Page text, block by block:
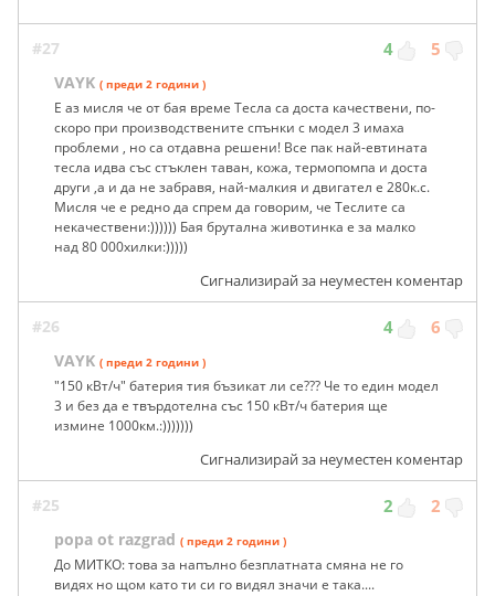
#27 4 5
VAYK ( преди 2 години )
Е аз мисля че от бая време Тесла са доста качествени, по-
скоро при производствените спънки с модел 3 имаха
проблеми , но са отдавна решени! Все пак най-евтината
тесла идва със стъклен таван, кожа, термопомпа и доста
други ,а и да не забравя, най-малкия и двигател е 280к.с.
Мисля че е редно да спрем да говорим, че Теслите са
некачествени:)))))) Бая брутална животинка е за малко
над 80 000хилки:)))))
Сигнализирай за неуместен коментар
#26 4 6
VAYK ( преди 2 години )
"150 кВт/ч" батерия тия бъзикат ли се??? Че то един модел
3 и без да е твърдотелна със 150 кВт/ч батерия ще
измине 1000км.:)))))))
Сигнализирай за неуместен коментар
#25 2 2
popa ot razgrad ( преди 2 години )
До МИТКО: това за напълно безплатната смяна не го
видях но щом като ти си го видял значи е така....